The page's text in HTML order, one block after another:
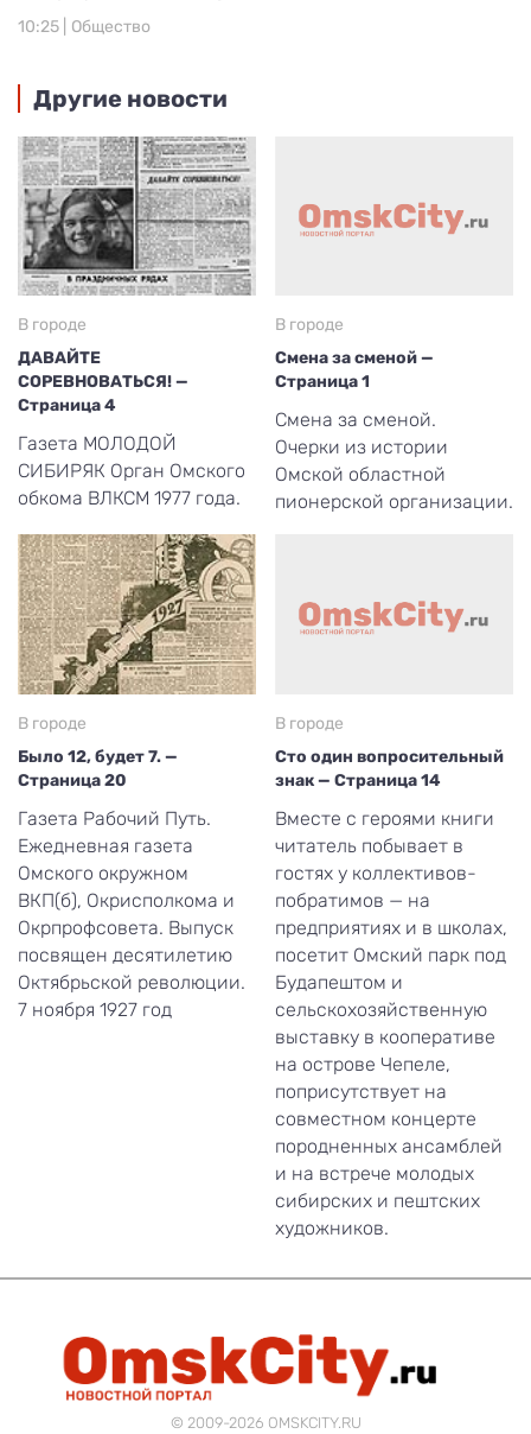
10:25 | Общество
Другие новости
В городе
ДАВАЙТЕ
СОРЕВНОВАТЬСЯ! —
Страница 4
Газета МОЛОДОЙ
СИБИРЯК Орган Омского
обкома ВЛКСМ 1977 года.
В городе
Смена за сменой —
Страница 1
Смена за сменой.
Очерки из истории
Омской областной
пионерской организации.
В городе
Было 12, будет 7. —
Страница 20
Газета Рабочий Путь.
Ежедневная газета
Омского окружном
ВКП(б), Окрисполкома и
Окрпрофсовета. Выпуск
посвящен десятилетию
Октябрьской революции.
7 ноября 1927 год
В городе
Сто один вопросительный
знак — Страница 14
Вместе с героями книги
читатель побывает в
гостях у коллективов-
побратимов — на
предприятиях и в школах,
посетит Омский парк под
Будапештом и
сельскохозяйственную
выставку в кооперативе
на острове Чепеле,
поприсутствует на
совместном концерте
породненных ансамблей
и на встрече молодых
сибирских и пештских
художников.
© 2009-2026 OMSKCITY.RU